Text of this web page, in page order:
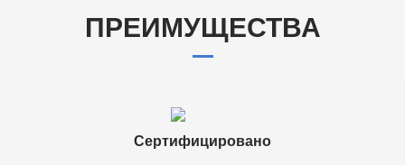
ПРЕИМУЩЕСТВА
Сертифицировано